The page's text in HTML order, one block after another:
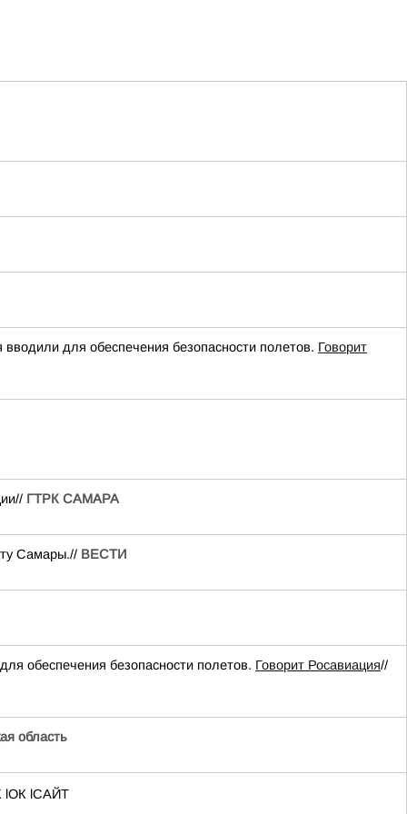
для обеспечения безопасности полетов. Говорит
ГТРК САМАРА
Самары.// ВЕСТИ
обеспечения безопасности полетов. Говорит Росавиация//
область
lОК lСАЙТ